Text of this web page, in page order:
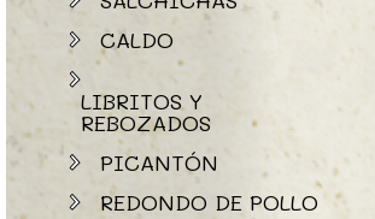
CALDO
LIBRITOS Y
REBOZADOS
PICANTÓN
REDONDO DE POLLO